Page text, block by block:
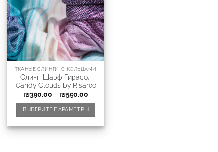
ТКАНЫЕ СЛИНГИ С КОЛЬЦАМИ
Слинг-Шарф Гирасол
Candy Clouds by Risaroo
₪390.00 – ₪590.00
ВЫБЕРИТЕ ПАРАМЕТРЫ